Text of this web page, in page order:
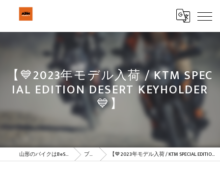
【💙2023年モデル入荷 / KTM SPEC
IAL EDITION DESERT KEYHOLDER
💙】
山形のバイクはBeSTAR株式会社 ブログ 【💙2023年モデル入荷 / KTM SPECIAL EDITION DESERT KEYHOLDER💙】